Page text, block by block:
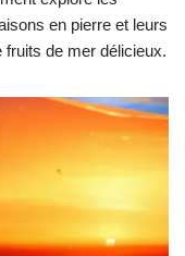
en pierre et leurs
de mer délicieux.